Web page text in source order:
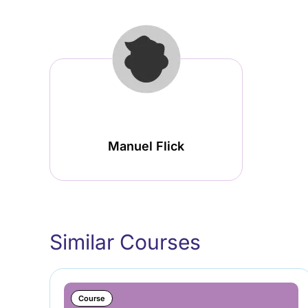
Manuel Flick
Similar Courses
Course